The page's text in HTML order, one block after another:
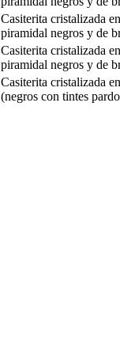
Casiterita cristalizada
piramidal negros y de
Casiterita cristalizada
piramidal negros y de
Casiterita cristalizada
(negros con tintes